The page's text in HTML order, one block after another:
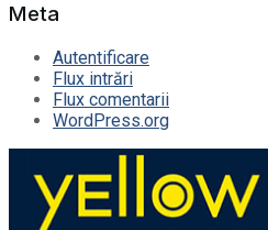
Meta
Autentificare
Flux intrări
Flux comentarii
WordPress.org